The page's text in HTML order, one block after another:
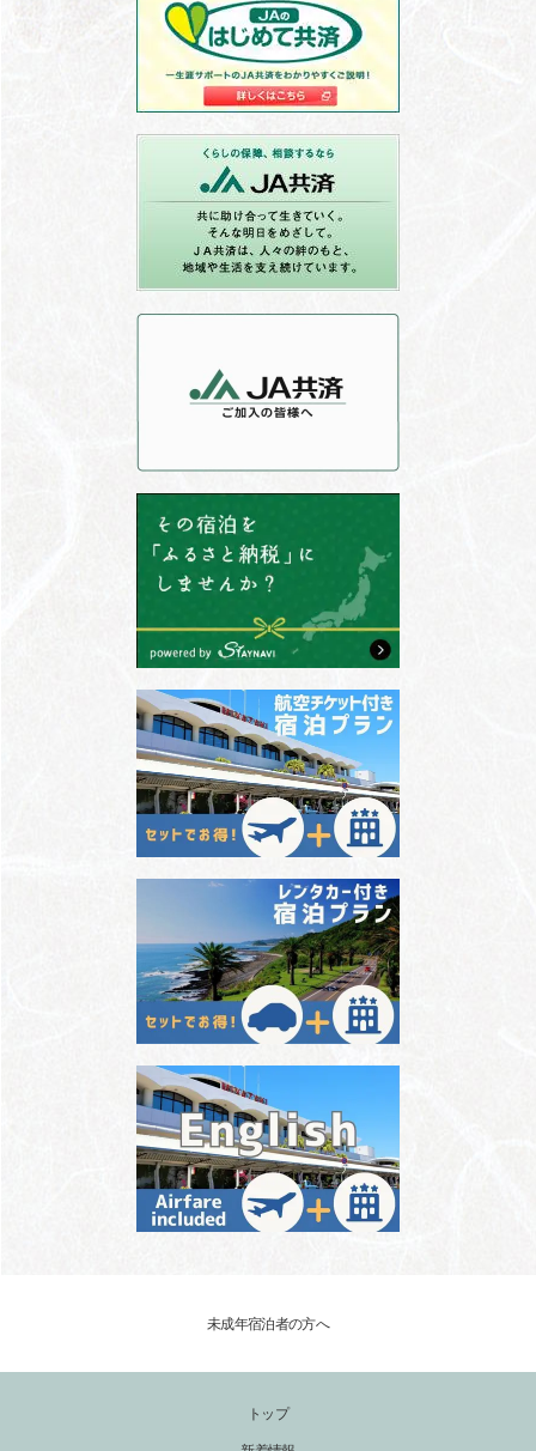
未成年宿泊者の方へ
トップ